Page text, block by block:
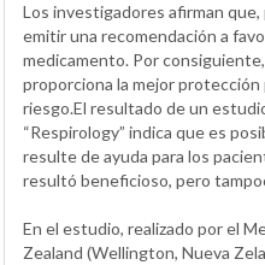
Los investigadores afirman
emitir una recomendación a
medicamento. Por
proporciona la mejor
riesgo.El resultado de un
“Respirology” indica que es
resulte de ayuda para los
resultó beneficioso, pero
En el estudio, realizado por el
Zealand (Wellington, Nueva